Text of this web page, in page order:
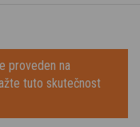
proveden na
tuto skutečnost